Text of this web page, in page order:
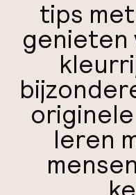
tips
genieten
leren